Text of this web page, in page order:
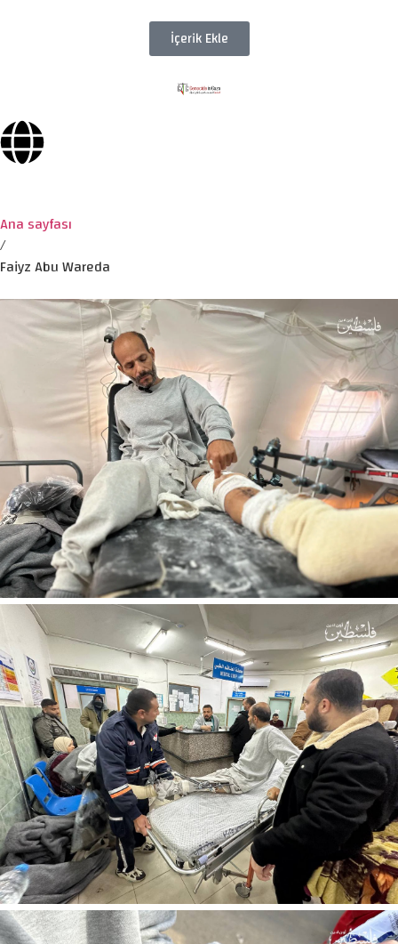
İçerik Ekle
Ana sayfası
/
Faiyz Abu Wareda